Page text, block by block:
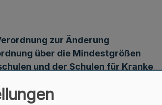
zur Änderung
über die Mindestgrößen
und der Schulen für Kranke
Vom 24. August 2017